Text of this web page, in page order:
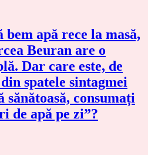
bem apă rece la masă,
Beuran are o
Dar care este, de
spatele sintagmei
sănătoasă, consumați
de apă pe zi”?